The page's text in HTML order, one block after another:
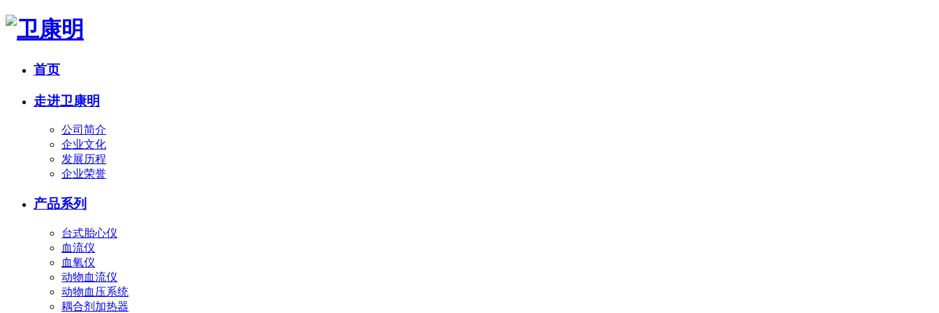
首页
走进卫康明
公司简介
企业文化
发展历程
企业荣誉
产品系列
台式胎心仪
血流仪
血氧仪
动物血流仪
动物血压系统
耦合剂加热器